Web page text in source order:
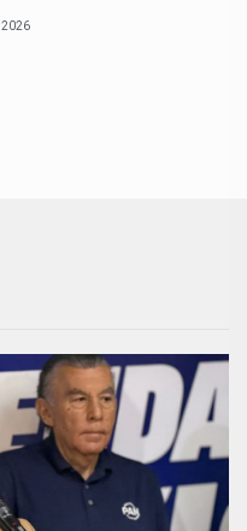
2026